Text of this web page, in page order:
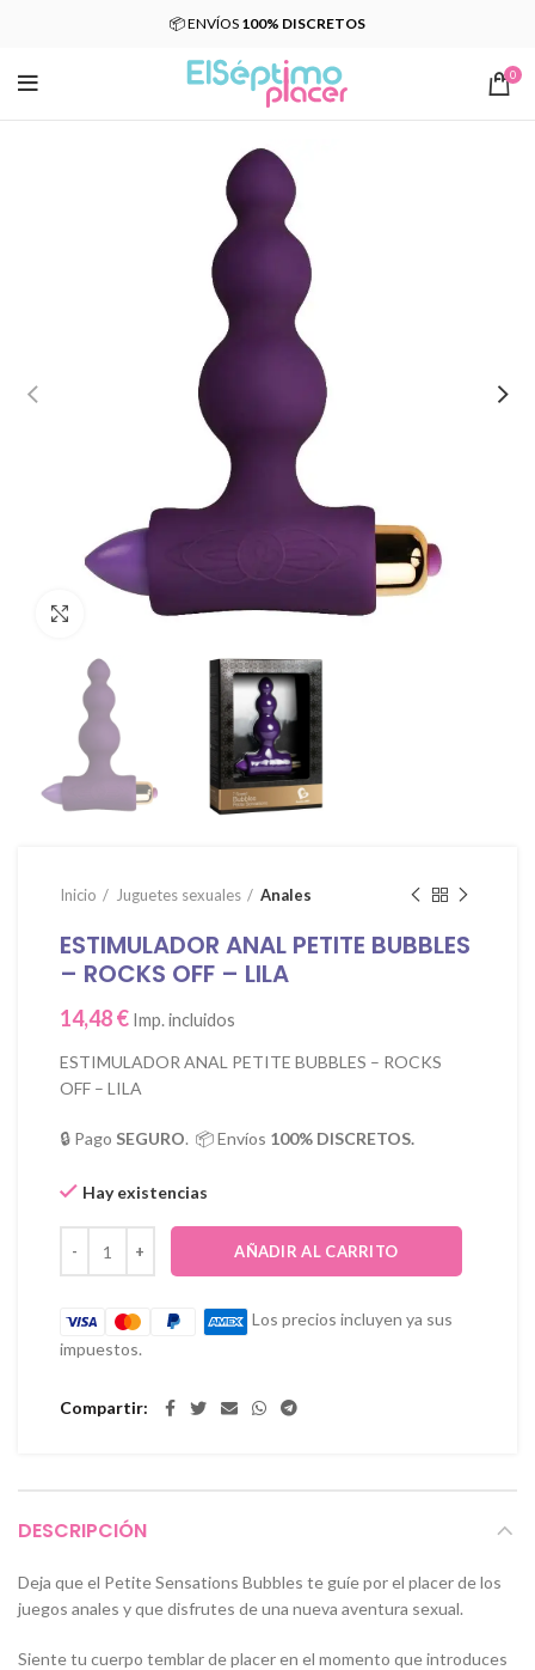
📦 ENVÍOS 100% DISCRETOS
0
Click para agrandar
Inicio Juguetes sexuales Anales
ESTIMULADOR ANAL PETITE BUBBLES
– ROCKS OFF – LILA
14,48€ Imp. incluidos
ESTIMULADOR ANAL PETITE BUBBLES – ROCKS
OFF – LILA
🔒 Pago SEGURO. 📦 Envíos 100% DISCRETOS.
Hay existencias
AÑADIR AL CARRITO
Los precios incluyen ya sus
impuestos.
Compartir
DESCRIPCIÓN
Deja que el Petite Sensations Bubbles te guíe por el placer de los
juegos anales y que disfrutes de una nueva aventura sexual.
Siente tu cuerpo temblar de placer en el momento que introduces